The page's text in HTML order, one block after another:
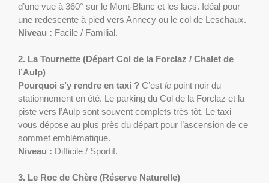
d’une vue à 360° sur le Mont-Blanc et les lacs. Idéal pour
une redescente à pied vers Annecy ou le col de Leschaux.
Niveau : Facile / Familial.
2. La Tournette (Départ Col de la Forclaz / Chalet de
l’Aulp)
Pourquoi s’y rendre en taxi ? C’est le point noir du
stationnement en été. Le parking du Col de la Forclaz et la
piste vers l’Aulp sont souvent complets très tôt. Le taxi
vous dépose au plus près du départ pour l’ascension de ce
sommet emblématique.
Niveau : Difficile / Sportif.
3. Le Roc de Chère (Réserve Naturelle)